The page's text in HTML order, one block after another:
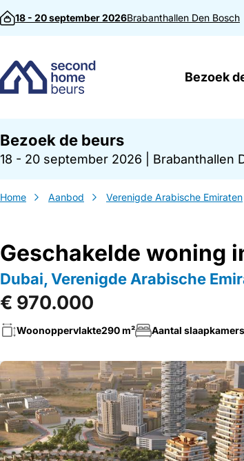
Direct naar inhoud
18 - 20 september 2026Brabanthallen Den Bosch
Bezoek
Bezoek de beurs
18 - 20 september 2026 Brabanthallen
Home Aanbod Verenigde Arabische Emiraten
Geschakelde woning
Dubai, Verenigde Arabische
€ 970.000
Woonoppervlakte290 m² Aantal slaapkamers